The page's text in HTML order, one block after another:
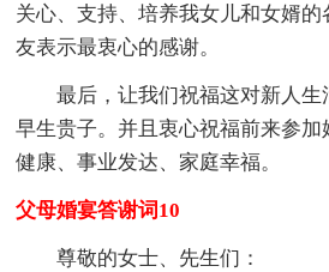
关心、支持、培养我女儿和女婿的
友表示最衷心的感谢。
最后，让我们祝福这对新人生
早生贵子。并且衷心祝福前来参
健康、事业发达、家庭幸福。
父母婚宴答谢词10
尊敬的女士、先生们：